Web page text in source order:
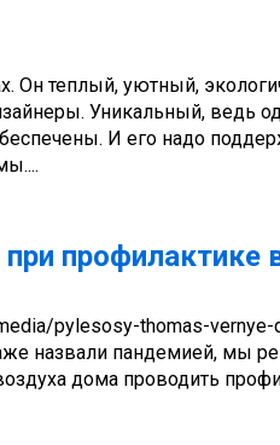
Он теплый, уютный,
Уникальный, ведь
И его надо
профилактике
pylesosy-thomas-
назвали пандемией, мы
дома проводить